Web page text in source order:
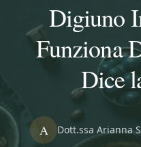
Digiuno
Funziona
Dice
A Dott.ssa Arianna